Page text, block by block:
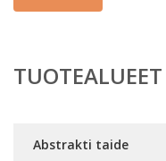
TUOTEALUEET
Abstrakti taide